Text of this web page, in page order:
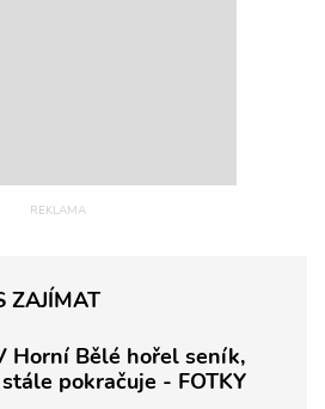
ZAJÍMAT
Horní Bělé hořel seník,
pokračuje - FOTKY